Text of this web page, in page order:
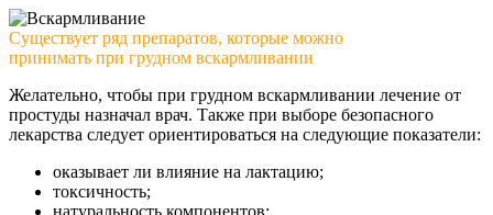
Существует ряд препаратов, которые можно
принимать при грудном вскармливании
Желательно, чтобы при грудном вскармливании лечение от
простуды назначал врач. Также при выборе безопасного
лекарства следует ориентироваться на следующие показатели:
оказывает ли влияние на лактацию;
токсичность;
натуральность компонентов;